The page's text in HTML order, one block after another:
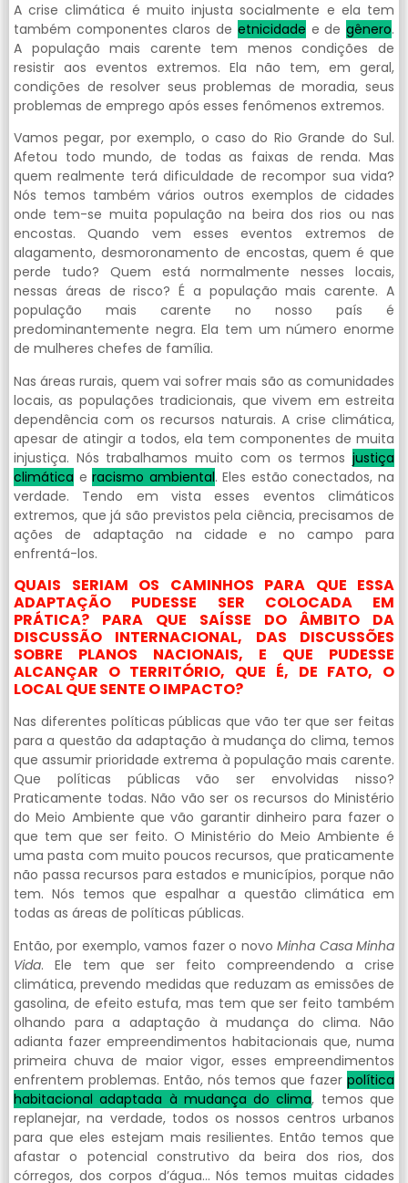
A crise climática é muito injusta socialmente e ela tem
também componentes claros de etnicidade e degênero.
A população mais carente tem menos condições de
resistir aos eventos extremos. Ela não tem, em geral,
condições de resolver seus problemas de moradia, seus
problemas de emprego após esses fenômenos extremos.
Vamos pegar, por exemplo, o caso do Rio Grande do Sul.
Afetou todo mundo, de todas as faixas de renda. Mas
quem realmente terá dificuldade de recompor sua vida?
Nós temos também vários outros exemplos de cidades
onde tem-se muita população na beira dos rios ou nas
encostas. Quando vem esses eventos extremos de
alagamento, desmoronamento de encostas, quem é que
perde tudo? Quem está normalmente nesses locais,
nessas áreas de risco? É a população mais carente. A
população mais carente no nosso país é
predominantemente negra. Ela tem um número enorme
de mulheres chefes de família.
Nas áreas rurais, quem vai sofrer mais são as comunidades
locais, as populações tradicionais, que vivem em estreita
dependência com os recursos naturais. A crise climática,
apesar de atingir a todos, ela tem componentes de muita
injustiça. Nós trabalhamos muito com os termos justiça
climática eracismo ambiental. Eles estão conectados, na
verdade. Tendo em vista esses eventos climáticos
extremos, que já são previstos pela ciência, precisamos de
ações de adaptação na cidade e no campo para
enfrentá-los.
QUAIS SERIAM OS CAMINHOS PARA QUE ESSA
ADAPTAÇÃO PUDESSE SER COLOCADA EM
PRÁTICA? PARA QUE SAÍSSE DO ÂMBITO DA
DISCUSSÃO INTERNACIONAL, DAS DISCUSSÕES
SOBRE PLANOS NACIONAIS, E QUE PUDESSE
ALCANÇAR O TERRITÓRIO, QUE É, DE FATO, O
LOCAL QUE SENTE O IMPACTO?
Nas diferentes políticas públicas que vão ter que ser feitas
para a questão da adaptação à mudança do clima, temos
que assumir prioridade extrema à população mais carente.
Que políticas públicas vão ser envolvidas nisso?
Praticamente todas. Não vão ser os recursos do Ministério
do Meio Ambiente que vão garantir dinheiro para fazer o
que tem que ser feito. O Ministério do Meio Ambiente é
uma pasta com muito poucos recursos, que praticamente
não passa recursos para estados e municípios, porque não
tem. Nós temos que espalhar a questão climática em
todas as áreas de políticas públicas.
Então, por exemplo, vamos fazer o novoMinha Casa Minha
Vida. Ele tem que ser feito compreendendo a crise
climática, prevendo medidas que reduzam as emissões de
gasolina, de efeito estufa, mas tem que ser feito também
olhando para a adaptação à mudança do clima. Não
adianta fazer empreendimentos habitacionais que, numa
primeira chuva de maior vigor, esses empreendimentos
enfrentem problemas. Então, nós temos que fazer política
habitacional adaptada à mudança do clima, temos que
replanejar, na verdade, todos os nossos centros urbanos
para que eles estejam mais resilientes. Então temos que
afastar o potencial construtivo da beira dos rios, dos
córregos, dos corpos d’água… Nós temos muitas cidades